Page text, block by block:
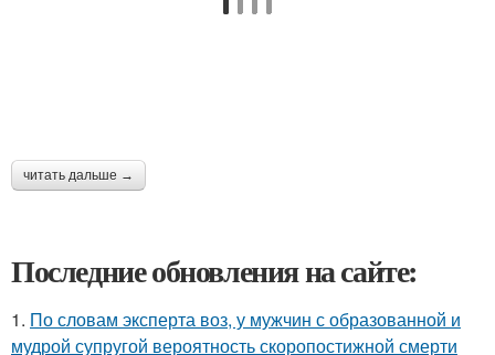
читать дальше →
Последние обновления на сайте:
1. По словам эксперта воз, у мужчин с образованной и
мудрой супругой вероятность скоропостижной смерти